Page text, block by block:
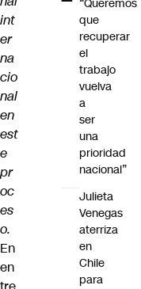
int
er
na
cio
nal
en
est
e
pr
oc
es
o.
En
en
“Queremos
que
recuperar
el
trabajo
vuelva
a
ser
una
prioridad
nacional”
Julieta
Venegas
aterriza
en
Chile
para